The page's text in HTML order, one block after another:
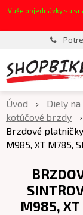
Vaše objednávky sa
Úvod Diely
kotúčové brzdy
Brzdové
M985, XT M785,
M985,